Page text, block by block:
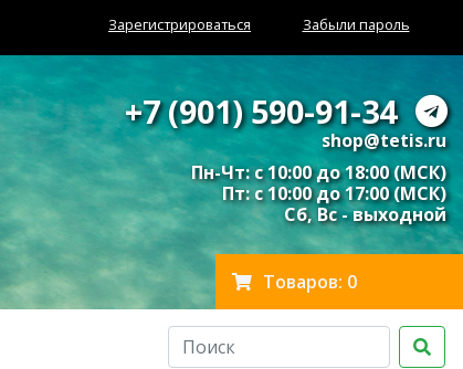
Зарегистрироваться Забыли пароль
+7 (901) 590-91-34
shop@tetis.ru
Пн-Чт: с 10:00 до 18:00 (МСК)
Пт: с 10:00 до 17:00 (МСК)
Сб, Вс - выходной
Товаров: 0